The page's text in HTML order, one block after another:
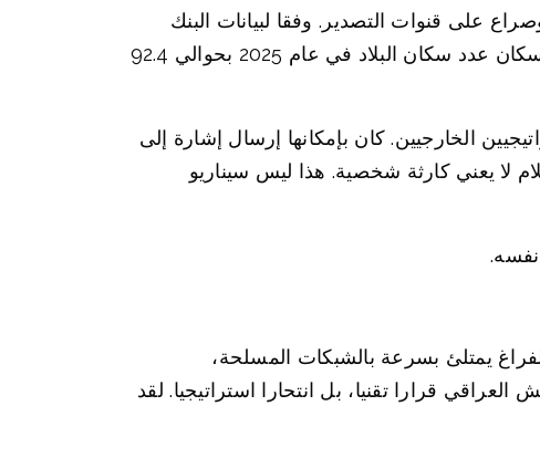
على قنوات التصدير. وفقا لبيانات البنك
الدولي، بلغ عدد سكان إيران في عام 2024 حوالي 91.6 مليون نسمة، وقدر صندوق الأمم المتحدة للسكان عدد سكان البلاد في عام 2025 بحوالي 92.4
الخارجيين. كان بإمكانها إرسال إشارة إلى
لا يعني كارثة شخصية. هذا ليس سيناريو
فإن الفراغ يمتلئ بسرعة بالشبكات المسلحة،
قرارا تقنيا، بل انتحارا استراتيجيا. لقد